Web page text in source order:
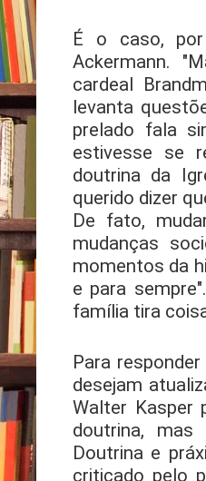
É o caso,
Ackermann.
cardeal
levanta
prelado fala
estivesse se
doutrina da
querido dizer
De fato,
mudanças
momentos da
e para
família tira
Para
desejam
Walter Kasper
doutrina,
Doutrina e
criticado pelo